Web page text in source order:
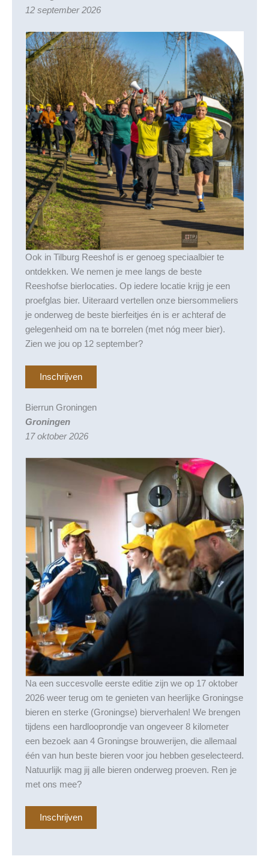
12 september 2026
Ook in Tilburg Reeshof is er genoeg speciaalbier te
ontdekken. We nemen je mee langs de beste
Reeshofse bierlocaties. Op iedere locatie krijg je een
proefglas bier. Uiteraard vertellen onze biersommeliers
je onderweg de beste bierfeitjes én is er achteraf de
gelegenheid om na te borrelen (met nóg meer bier).
Zien we jou op 12 september?
Inschrijven
Bierrun Groningen
Groningen
17 oktober 2026
Na een succesvolle eerste editie zijn we op 17 oktober
2026 weer terug om te genieten van heerlijke Groningse
bieren en sterke (Groningse) bierverhalen! We brengen
tijdens een hardlooprondje van ongeveer 8 kilometer
een bezoek aan 4 Groningse brouwerijen, die allemaal
één van hun beste bieren voor jou hebben geselecteerd.
Natuurlijk mag jij alle bieren onderweg proeven. Ren je
met ons mee?
Inschrijven